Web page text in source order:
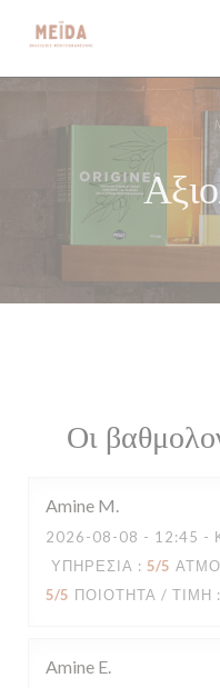
Οι
Amine M
2026-08-08 - 12:45 -
ΥΠΗΡΕΣΊΑ : 5/5
5/5 ΠΟΙΌΤΗΤΑ / ΤΙΜΉ :
Amine E